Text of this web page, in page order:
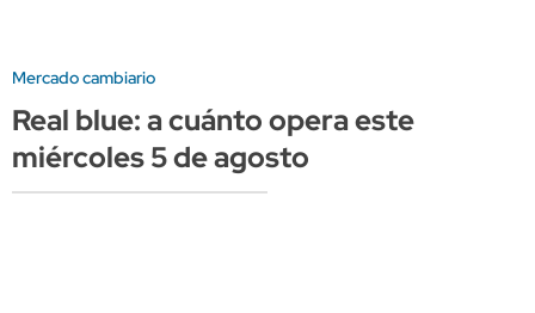
Mercado cambiario
Real blue: a cuánto opera este
miércoles 5 de agosto